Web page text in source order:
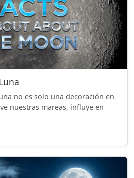
no es solo una decoración en
nuestras mareas, influye en